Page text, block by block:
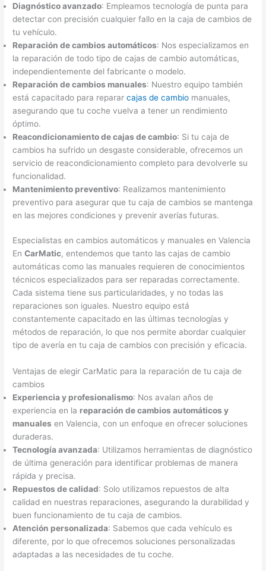
Diagnóstico avanzado: Empleamos tecnología de punta para
detectar con precisión cualquier fallo en la caja de cambios de
tu vehículo.
Reparación de cambios automáticos: Nos especializamos en
la reparación de todo tipo de cajas de cambio automáticas,
independientemente del fabricante o modelo.
Reparación de cambios manuales: Nuestro equipo también
está capacitado para repararcajas de cambio manuales,
asegurando que tu coche vuelva a tener un rendimiento
óptimo.
Reacondicionamiento de cajas de cambio: Si tu caja de
cambios ha sufrido un desgaste considerable, ofrecemos un
servicio de reacondicionamiento completo para devolverle su
funcionalidad.
Mantenimiento preventivo: Realizamos mantenimiento
preventivo para asegurar que tu caja de cambios se mantenga
en las mejores condiciones y prevenir averías futuras.
Especialistas en cambios automáticos y manuales en Valencia
EnCarMatic, entendemos que tanto las cajas de cambio
automáticas como las manuales requieren de conocimientos
técnicos especializados para ser reparadas correctamente.
Cada sistema tiene sus particularidades, y no todas las
reparaciones son iguales. Nuestro equipo está
constantemente capacitado en las últimas tecnologías y
métodos de reparación, lo que nos permite abordar cualquier
tipo de avería en tu caja de cambios con precisión y eficacia.
Ventajas de elegir CarMatic para la reparación de tu caja de
cambios
Experiencia y profesionalismo: Nos avalan años de
experiencia en la reparación de cambios automáticos y
manuales en Valencia, con un enfoque en ofrecer soluciones
duraderas.
Tecnología avanzada: Utilizamos herramientas de diagnóstico
de última generación para identificar problemas de manera
rápida y precisa.
Repuestos de calidad: Solo utilizamos repuestos de alta
calidad en nuestras reparaciones, asegurando la durabilidad y
buen funcionamiento de tu caja de cambios.
Atención personalizada: Sabemos que cada vehículo es
diferente, por lo que ofrecemos soluciones personalizadas
adaptadas a las necesidades de tu coche.